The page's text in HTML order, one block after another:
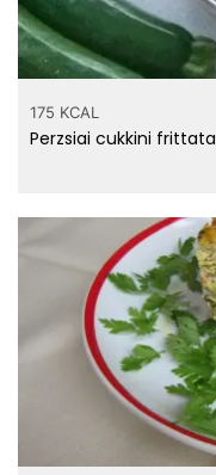
175 KCAL
Perzsiai cukkini frittata